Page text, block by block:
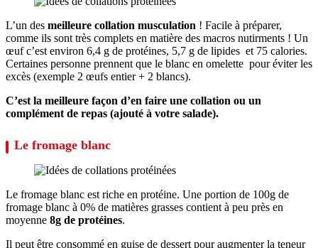
L’un des meilleure collation musculation ! Facile à préparer,
comme ils sont très complets en matière des macros nutirments ! Un
œuf c’est environ 6,4 g de protéines, 5,7 g de lipides et 75 calories.
Certaines personne prennent que le blanc en omelette pour éviter les
excès (exemple 2 œufs entier + 2 blancs).
C’est la meilleure façon d’en faire une collation ou un
complément de repas (ajouté à votre salade).
Le fromage blanc
Le fromage blanc est riche en protéine. Une portion de 100g de
fromage blanc à 0% de matières grasses contient à peu près en
moyenne 8g de protéines.
Il peut être consommé en guise de dessert pour augmenter la teneur